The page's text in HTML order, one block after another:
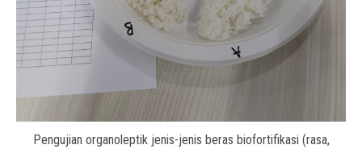
Pengujian organoleptik jenis-jenis beras biofortifikasi (rasa,